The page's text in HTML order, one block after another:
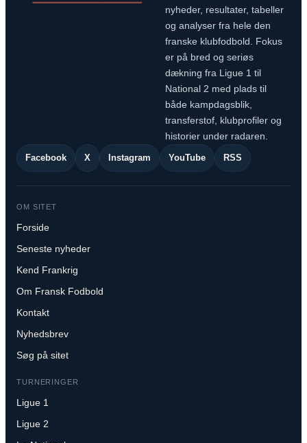
nyheder, resultater, tabeller
og analyser fra hele den
franske klubfodbold. Fokus
er på bred og seriøs
dækning fra Ligue 1 til
National 2 med plads til
både kampdagsblik,
transferstof, klubprofiler og
historier under radaren.
Facebook X Instagram YouTube RSS
OM SITET
Forside
Seneste nyheder
Kend Frankrig
Om Fransk Fodbold
Kontakt
Nyhedsbrev
Søg på sitet
TURNERINGER
Ligue 1
Ligue 2